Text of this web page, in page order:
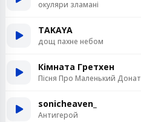
окуляри зламані
TAKAYA
дощ пахне небом
Кімната Гретхен
Пісня Про Маленький Донат
sonicheaven_
Антигерой